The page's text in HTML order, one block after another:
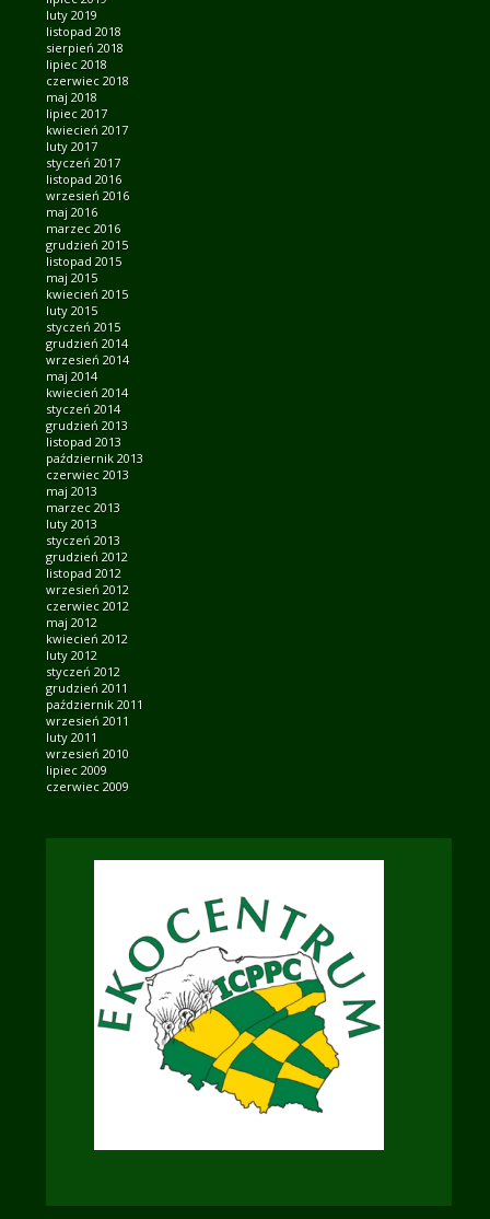
luty 2019
listopad 2018
sierpień 2018
lipiec 2018
czerwiec 2018
maj 2018
lipiec 2017
kwiecień 2017
luty 2017
styczeń 2017
listopad 2016
wrzesień 2016
maj 2016
marzec 2016
grudzień 2015
listopad 2015
maj 2015
kwiecień 2015
luty 2015
styczeń 2015
grudzień 2014
wrzesień 2014
maj 2014
kwiecień 2014
styczeń 2014
grudzień 2013
listopad 2013
październik 2013
czerwiec 2013
maj 2013
marzec 2013
luty 2013
styczeń 2013
grudzień 2012
listopad 2012
wrzesień 2012
czerwiec 2012
maj 2012
kwiecień 2012
luty 2012
styczeń 2012
grudzień 2011
październik 2011
wrzesień 2011
luty 2011
wrzesień 2010
lipiec 2009
czerwiec 2009